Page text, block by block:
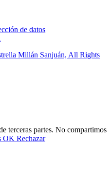
de datos
Millán Sanjuán, All Rights
terceras partes. No compartimos
OK Rechazar